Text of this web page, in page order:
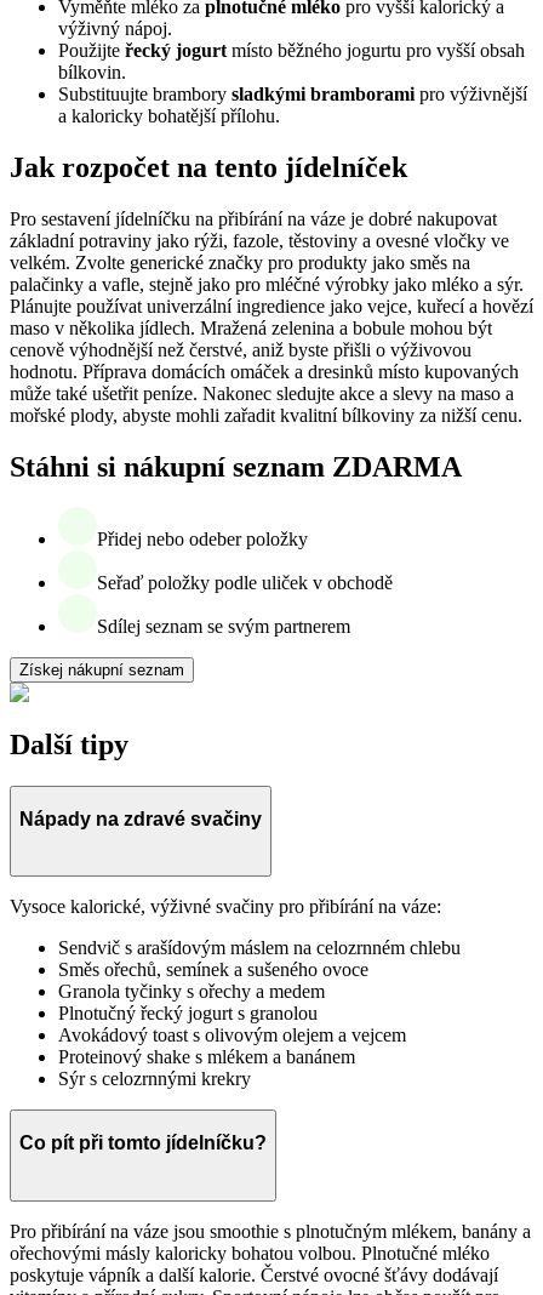
Vyměňte mléko za plnotučné mléko pro vyšší kalorický a
výživný nápoj.
Použijte řecký jogurt místo běžného jogurtu pro vyšší obsah
bílkovin.
Substituujte brambory sladkými bramborami pro výživnější
a kaloricky bohatější přílohu.
Jak rozpočet na tento jídelníček
Pro sestavení jídelníčku na přibírání na váze je dobré nakupovat
základní potraviny jako rýži, fazole, těstoviny a ovesné vločky ve
velkém. Zvolte generické značky pro produkty jako směs na
palačinky a vafle, stejně jako pro mléčné výrobky jako mléko a sýr.
Plánujte používat univerzální ingredience jako vejce, kuřecí a hovězí
maso v několika jídlech. Mražená zelenina a bobule mohou být
cenově výhodnější než čerstvé, aniž byste přišli o výživovou
hodnotu. Příprava domácích omáček a dresinků místo kupovaných
může také ušetřit peníze. Nakonec sledujte akce a slevy na maso a
mořské plody, abyste mohli zařadit kvalitní bílkoviny za nižší cenu.
Stáhni si nákupní seznam ZDARMA
Přidej nebo odeber položky
Seřaď položky podle uliček v obchodě
Sdílej seznam se svým partnerem
Získej nákupní seznam
Další tipy
Nápady na zdravé svačiny
Vysoce kalorické, výživné svačiny pro přibírání na váze:
Sendvič s arašídovým máslem na celozrnném chlebu
Směs ořechů, semínek a sušeného ovoce
Granola tyčinky s ořechy a medem
Plnotučný řecký jogurt s granolou
Avokádový toast s olivovým olejem a vejcem
Proteinový shake s mlékem a banánem
Sýr s celozrnnými krekry
Co pít při tomto jídelníčku?
Pro přibírání na váze jsou smoothie s plnotučným mlékem, banány a
ořechovými másly kaloricky bohatou volbou. Plnotučné mléko
poskytuje vápník a další kalorie. Čerstvé ovocné šťávy dodávají